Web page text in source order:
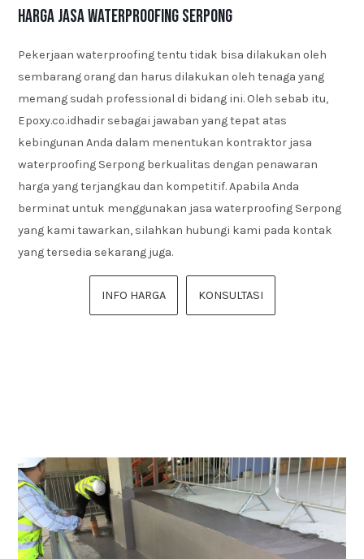
Harga Jasa Waterproofing Serpong
Pekerjaan waterproofing tentu tidak bisa dilakukan oleh
sembarang orang dan harus dilakukan oleh tenaga yang
memang sudah professional di bidang ini. Oleh sebab itu,
Epoxy.co.idhadir sebagai jawaban yang tepat atas
kebingunan Anda dalam menentukan kontraktor jasa
waterproofing Serpong berkualitas dengan penawaran
harga yang terjangkau dan kompetitif. Apabila Anda
berminat untuk menggunakan jasa waterproofing Serpong
yang kami tawarkan, silahkan hubungi kami pada kontak
yang tersedia sekarang juga.
INFO HARGA KONSULTASI